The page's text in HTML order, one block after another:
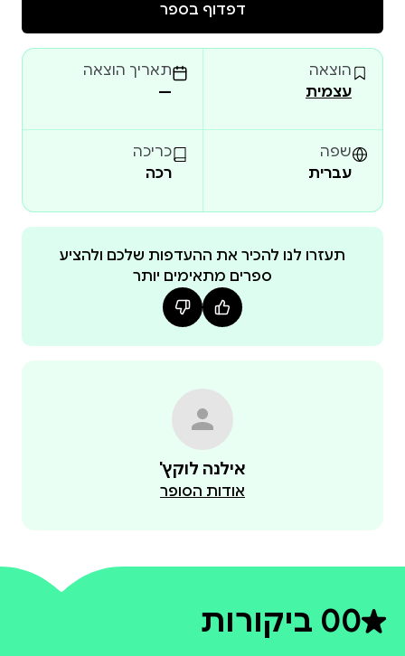
בין אם אתם ילדים סקרנים או מבוגרים שמחפשים
תשובות, ספר זה יעניק לכם כלים להתמודד עם שינויים,
חוסר אונים, פחדים, כעסים ורגשות נוספים. זהו חיבור
אישי ומרגש שילווה אתכם לכל אורך הדרך, חוויה שנוגעת
בכל אחד מאיתנו, מזכירה לנו שאנחנו לא לבד במאבקי
החיים. "אין לי שליטה על מה שקורה 'בחוץ' אבל יש לי
שליטה על איך שאני מרגישה ואיך שאני רוצה להרגיש",
אומרת המחברת. וזו מטרתו של הספר הזה: להעניק
לקוראים את הכלים להתמודד עם הרגשות שלהם ולמצוא
שלווה פנימית, גם בעולם שמשתנה באופן מהיר ובלתי
ייחודיות נוספת של הספר היא השילוב המרתק של תורות
'לשרוד במציאות מטורפת' קורא לכם – הצטרפו למפגש
דפדוף בספר
הוצאה
עצמית
תאריך הוצאה
—
שפה
עברית
כריכה
רכה
תעזרו לנו להכיר את ההעדפות שלכם ולהציע
ספרים מתאימים יותר
אילנה לוקץ'
אודות הסופר
0דירוג ממוצע 0 מתוך 5
0 ביקורות